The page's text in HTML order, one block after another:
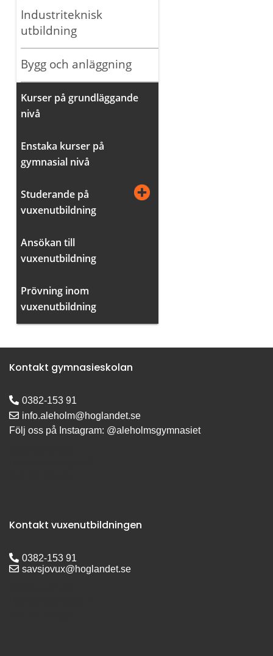
Industriteknisk
utbildning
Bygg och anläggning
Kurser på grundläggande
nivå
Enstaka kurser på
gymnasial nivå
Studerande på
vuxenutbildning
Ansökan till
vuxenutbildning
Prövning inom
vuxenutbildning
Kontakt gymnasieskolan
0382-153 91
info.aleholm@hoglandet.se
Följ oss på Instagram: @aleholmsgymnasiet
Kontakt vuxenutbildningen
0382-153 91
savsjovux@hoglandet.se